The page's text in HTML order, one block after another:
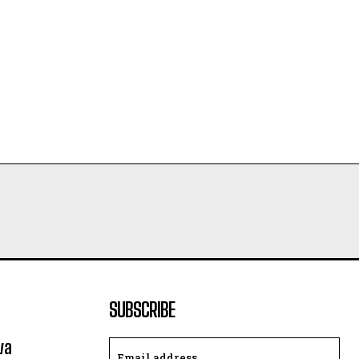
SUBSCRIBE